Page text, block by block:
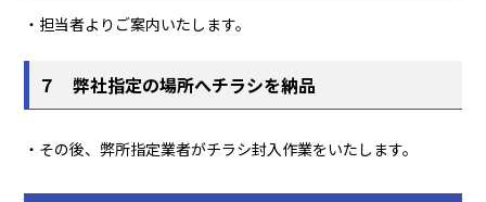
・担当者よりご案内いたします。
７ 弊社指定の場所へチラシを納品
・その後、弊所指定業者がチラシ封入作業をいたします。